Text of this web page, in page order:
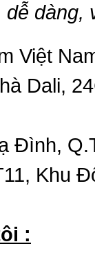
dàng,
Việt
Dali,
Đình,
Khu
: